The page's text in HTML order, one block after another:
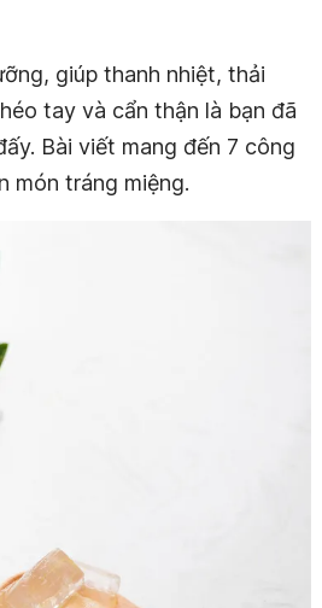
giúp thanh nhiệt, thải
tay và cẩn thận là bạn đã
Bài viết mang đến 7 công
món tráng miệng.